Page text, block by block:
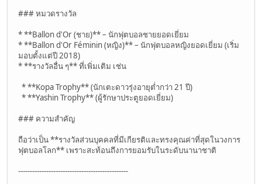
### หมวดรางวัล
* **Ballon d'Or (ชาย)** – นักฟุตบอลชายยอดเยี่ยม
* **Ballon d'Or Féminin (หญิง)** – นักฟุตบอลหญิงยอดเยี่ยม (เริ่ม
มอบตั้งแต่ปี 2018)
* **รางวัลอื่น ๆ** ที่เพิ่มเติม เช่น
* **Kopa Trophy** (นักเตะดาวรุ่งอายุต่ำกว่า 21 ปี)
* **Yashin Trophy** (ผู้รักษาประตูยอดเยี่ยม)
### ความสำคัญ
ถือว่าเป็น **รางวัลส่วนบุคคลที่มีเกียรติและทรงคุณค่าที่สุดในวงการ
ฟุตบอลโลก** เพราะสะท้อนถึงการยอมรับในระดับนานาชาติ
-----------------------------------------------